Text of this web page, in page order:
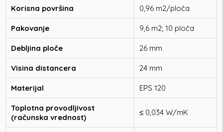
Korisna površina 0,96 m2/ploča
Pakovanje 9,6 m2; 10 ploča
Debljina ploče 26 mm
Visina distancera 24 mm
Materijal EPS 120
Toplotna provodljivost
(računska vrednost)
≤ 0,034 W/mK